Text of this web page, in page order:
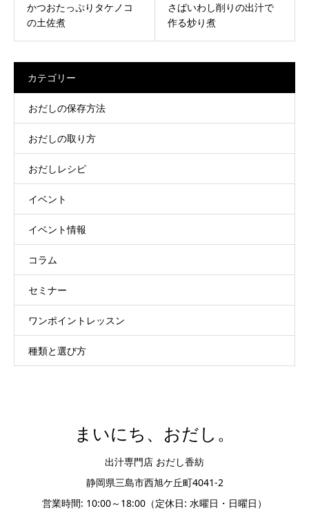
かつおたっぷりタケノコ
の土佐煮
さばいわし削りの出汁で
作る炒り煮
カテゴリー
おだしの保存方法
おだしの取り方
おだしレシピ
イベント
イベント情報
コラム
セミナー
ワンポイントレッスン
種類と選び方
まいにち、おだし。
出汁専門店 おだし香紡
静岡県三島市西旭ケ丘町4041-2
営業時間: 10:00～18:00（定休日: 水曜日・日曜日）